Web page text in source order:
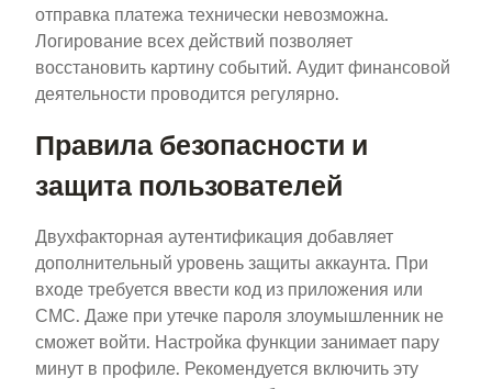
отправка платежа технически невозможна.
Логирование всех действий позволяет
восстановить картину событий. Аудит финансовой
деятельности проводится регулярно.
Правила безопасности и
защита пользователей
Двухфакторная аутентификация добавляет
дополнительный уровень защиты аккаунта. При
входе требуется ввести код из приложения или
СМС. Даже при утечке пароля злоумышленник не
сможет войти. Настройка функции занимает пару
минут в профиле. Рекомендуется включить эту